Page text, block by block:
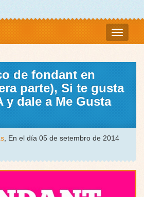
de fondant en
parte), Si te gusta
y dale a Me Gusta
, En el día 05 de setembro de 2014